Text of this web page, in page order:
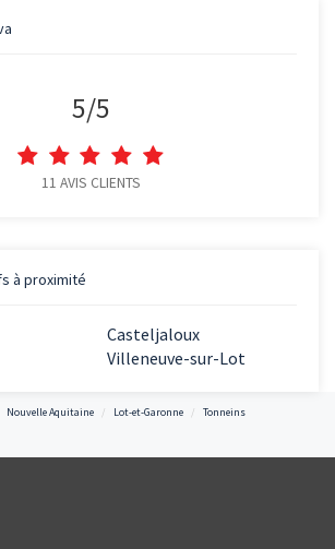
5/5
11 AVIS CLIENTS
à proximité
Casteljaloux
Villeneuve-sur-Lot
Nouvelle Aquitaine Lot-et-Garonne
Tonneins